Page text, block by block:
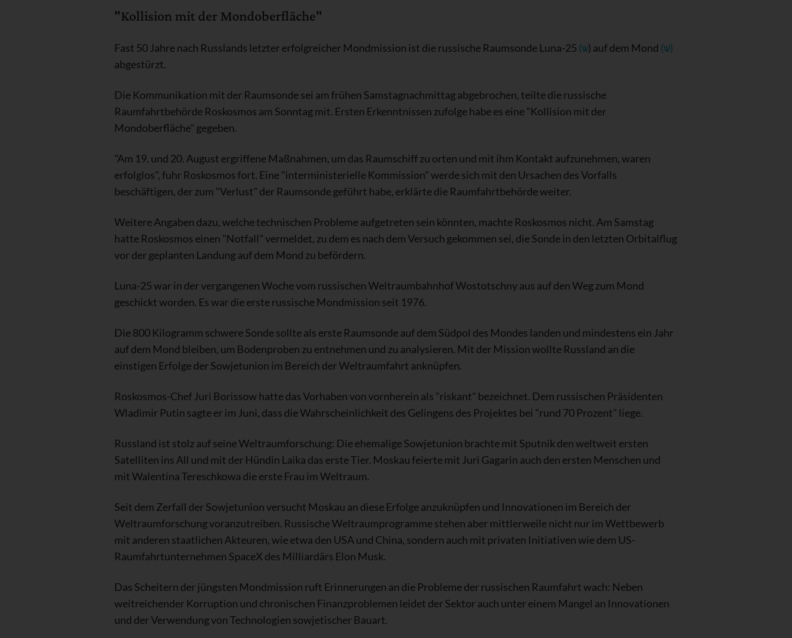
"Kollision mit der Mondoberfläche"
Fast 50 Jahre nach Russlands letzter erfolgreicher Mondmission ist die russische Raumsonde Luna-25 (ѡ) auf dem Mond (ѡ)
abgestürzt.
Die Kommunikation mit der Raumsonde sei am frühen Samstagnachmittag abgebrochen, teilte die russische
Raumfahrtbehörde Roskosmos am Sonntag mit. Ersten Erkenntnissen zufolge habe es eine "Kollision mit der
Mondoberfläche" gegeben.
"Am 19. und 20. August ergriffene Maßnahmen, um das Raumschiff zu orten und mit ihm Kontakt aufzunehmen, waren
erfolglos", fuhr Roskosmos fort. Eine "interministerielle Kommission" werde sich mit den Ursachen des Vorfalls
beschäftigen, der zum "Verlust" der Raumsonde geführt habe, erklärte die Raumfahrtbehörde weiter.
Weitere Angaben dazu, welche technischen Probleme aufgetreten sein könnten, machte Roskosmos nicht. Am Samstag
hatte Roskosmos einen "Notfall" vermeldet, zu dem es nach dem Versuch gekommen sei, die Sonde in den letzten Orbitalflug
vor der geplanten Landung auf dem Mond zu befördern.
Luna-25 war in der vergangenen Woche vom russischen Weltraumbahnhof Wostotschny aus auf den Weg zum Mond
geschickt worden. Es war die erste russische Mondmission seit 1976.
Die 800 Kilogramm schwere Sonde sollte als erste Raumsonde auf dem Südpol des Mondes landen und mindestens ein Jahr
auf dem Mond bleiben, um Bodenproben zu entnehmen und zu analysieren. Mit der Mission wollte Russland an die
einstigen Erfolge der Sowjetunion im Bereich der Weltraumfahrt anknüpfen.
Roskosmos-Chef Juri Borissow hatte das Vorhaben von vornherein als "riskant" bezeichnet. Dem russischen Präsidenten
Wladimir Putin sagte er im Juni, dass die Wahrscheinlichkeit des Gelingens des Projektes bei "rund 70 Prozent" liege.
Russland ist stolz auf seine Weltraumforschung: Die ehemalige Sowjetunion brachte mit Sputnik den weltweit ersten
Satelliten ins All und mit der Hündin Laika das erste Tier. Moskau feierte mit Juri Gagarin auch den ersten Menschen und
mit Walentina Tereschkowa die erste Frau im Weltraum.
Seit dem Zerfall der Sowjetunion versucht Moskau an diese Erfolge anzuknüpfen und Innovationen im Bereich der
Weltraumforschung voranzutreiben. Russische Weltraumprogramme stehen aber mittlerweile nicht nur im Wettbewerb
mit anderen staatlichen Akteuren, wie etwa den USA und China, sondern auch mit privaten Initiativen wie dem US-
Raumfahrtunternehmen SpaceX des Milliardärs Elon Musk.
Das Scheitern der jüngsten Mondmission ruft Erinnerungen an die Probleme der russischen Raumfahrt wach: Neben
weitreichender Korruption und chronischen Finanzproblemen leidet der Sektor auch unter einem Mangel an Innovationen
und der Verwendung von Technologien sowjetischer Bauart.